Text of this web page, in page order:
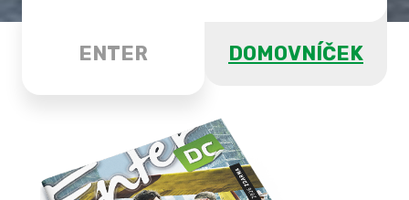
ENTER DOMOVNÍČEK